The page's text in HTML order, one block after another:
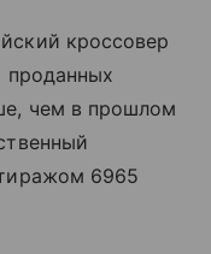
кроссовер
проданных
чем в прошлом
6965